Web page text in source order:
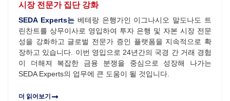
시장 전문가 집단 강화
SEDA Experts는베테랑 은행가인 이그나시오 말도나도 트
린찬트를 상무이사로 영입하여 투자 은행 및 자본 시장 전문
성을 강화하고 글로벌 전문가 증인 플랫폼을 지속적으로 확
장하고 있습니다. 이번 영입으로 24년간의 국경 간 거래 경험
이 더해져 복잡한 금융 분쟁을 중심으로 성장해 나가는
SEDA Experts의 업무에 큰 도움이 될 것입니다.
더 읽어보기